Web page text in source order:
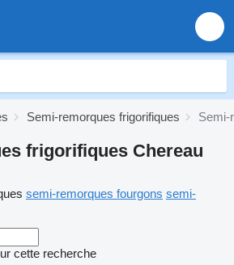
Semi-remorques frigorifiques Semi-
frigorifiques Chereau
semi-remorques fourgons semi-
cette recherche